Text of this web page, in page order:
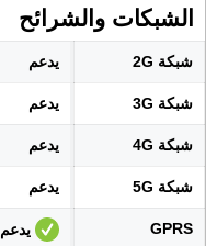
الشبكات والشرائح
شبكة 2G يدعم
شبكة 3G يدعم
شبكة 4G يدعم
شبكة 5G يدعم
GPRS يدعم